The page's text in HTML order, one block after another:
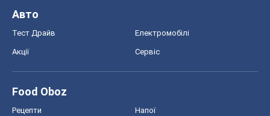
Авто
Тест Драйв Електромобілі
Акції Сервіс
Food Oboz
Рецепти Напої